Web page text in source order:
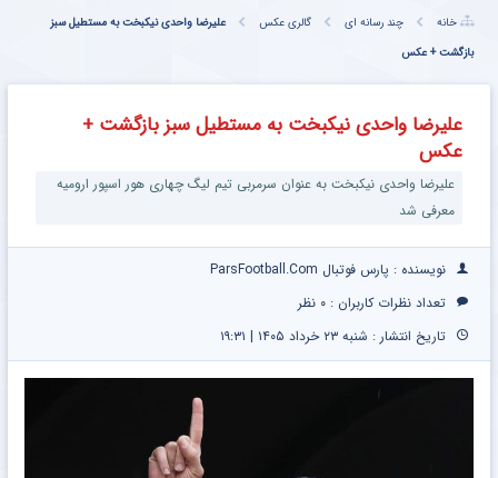
دمنوش
گیاهی
کبدت رو
میکنه
طولانی
کنی،
این
رو بخر!
نیوفته
دمنوش
رو
نکن
خونه
کن!
مخصوص
اینجا)
خانه چند رسانه ای گالری عکس
علیرضا واحدی نیکبخت به‌ مستطیل سبز
بازگشت + عکس
علیرضا واحدی نیکبخت به‌ مستطیل سبز بازگشت +
عکس
علیرضا واحدی نیکبخت به‌ عنوان سرمربی تیم لیگ ‌چهاری هور اسپور ارومیه
معرفی شد
نویسنده : پارس فوتبال ParsFootball.Com
تعداد نظرات کاربران : ۰ نظر
تاریخ انتشار : شنبه ۲۳ خرداد ۱۴۰۵ | ۱۹:۳۱